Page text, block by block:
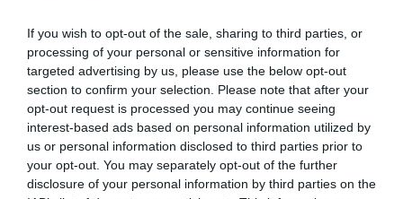
If you wish to opt-out of the sale, sharing to third parties, or
processing of your personal or sensitive information for
targeted advertising by us, please use the below opt-out
section to confirm your selection. Please note that after your
opt-out request is processed you may continue seeing
interest-based ads based on personal information utilized by
us or personal information disclosed to third parties prior to
your opt-out. You may separately opt-out of the further
disclosure of your personal information by third parties on the
Γίνε Συνδρομητής